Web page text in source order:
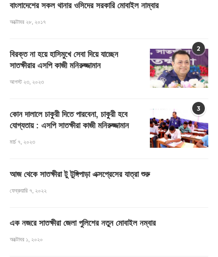
বাংলাদেশের সকল থানার ওসিদের সরকারি মোবাইল নাম্বার
অক্টোবর ২৮, ২০১৭
2
বিরক্ত না হয়ে হাসিমুখে সেবা দিয়ে যাচ্ছেন
সাতক্ষীরার এসপি কাজী মনিরুজ্জামান
আগস্ট ২৩, ২০২৩
3
কোন দালালে চাকুরী দিতে পারবেনা, চাকুরী হবে
যোগ্যতায় : এসপি সাতক্ষীরা কাজী মনিরুজ্জামান
মার্চ ৭, ২০২৩
আজ থেকে সাতক্ষীরা টু টুঙ্গিপাড়া এক্সপ্রেসের যাত্রা শুরু
ফেব্রুয়ারি ৭, ২০২২
এক নজরে সাতক্ষীরা জেলা পুলিশের নতুন মোবাইল নম্বার
অক্টোবর ১, ২০২০